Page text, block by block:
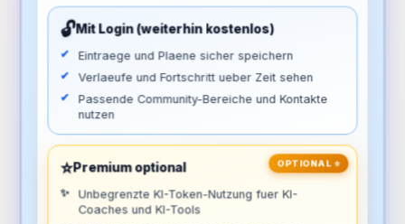
🔓Mit Login (weiterhin kostenlos)
Eintraege und Plaene sicher speichern
Verlaeufe und Fortschritt ueber Zeit sehen
Passende Community-Bereiche und Kontakte
nutzen
OPTIONAL ⭐
⭐Premium optional
Unbegrenzte KI-Token-Nutzung fuer KI-
Coaches und KI-Tools